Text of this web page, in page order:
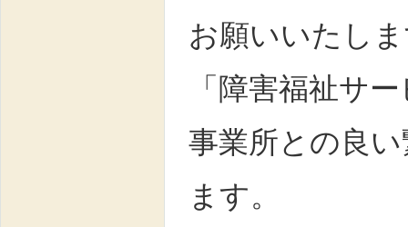
お願いいたし
「障害福祉サ
事業所との良
ます。